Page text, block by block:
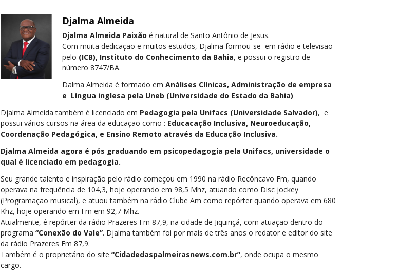
Djalma Almeida
Djalma Almeida Paixão é natural de Santo Antônio de Jesus.
Com muita dedicação e muitos estudos, Djalma formou-se em rádio e televisão
pelo (ICB), Instituto do Conhecimento da Bahia, e possui o registro de
número 8747/BA.
Dalma Almeida é formado em Análises Clínicas, Administração de empresa
e Língua inglesa pela Uneb (Universidade do Estado da Bahia)
Djalma Almeida também é licenciado em Pedagogia pela Unifacs (Universidade Salvador), e
possui vários cursos na área da educação como : Educacação Inclusiva, Neuroeducação,
Coordenação Pedagógica, e Ensino Remoto através da Educação Inclusiva.
Djalma Almeida agora é pós graduando em psicopedagogia pela Unifacs, universidade o
qual é licenciado em pedagogia.
Seu grande talento e inspiração pelo rádio começou em 1990 na rádio Recôncavo Fm, quando
operava na frequência de 104,3, hoje operando em 98,5 Mhz, atuando como Disc jockey
(Programação musical), e atuou também na rádio Clube Am como repórter quando operava em 680
Khz, hoje operando em Fm em 92,7 Mhz.
Atualmente, é repórter da rádio Prazeres Fm 87,9, na cidade de Jiquiriçá, com atuação dentro do
programa “Conexão do Vale”. Djalma também foi por mais de três anos o redator e editor do site
da rádio Prazeres Fm 87,9.
Também é o proprietário do site “Cidadedaspalmeirasnews.com.br”, onde ocupa o mesmo
cargo.